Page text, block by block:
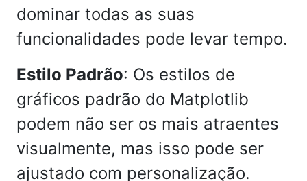
dominar todas as suas
funcionalidades pode levar tempo.
Estilo Padrão: Os estilos de
gráficos padrão do Matplotlib
podem não ser os mais atraentes
visualmente, mas isso pode ser
ajustado com personalização.